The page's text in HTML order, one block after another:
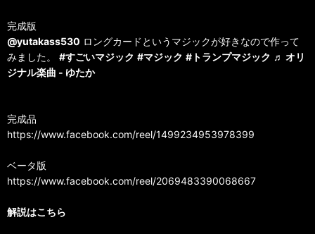
完成版
@yutakass530 ロングカードというマジックが好きなので作って
みました。 #すごいマジック #マジック #トランプマジック ♬ オリ
ジナル楽曲 - ゆたか
完成品
https://www.facebook.com/reel/1499234953978399
ベータ版
https://www.facebook.com/reel/2069483390068667
解説はこちら